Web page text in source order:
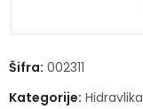
Šifra: 002311
Kategorije: Hidravlika